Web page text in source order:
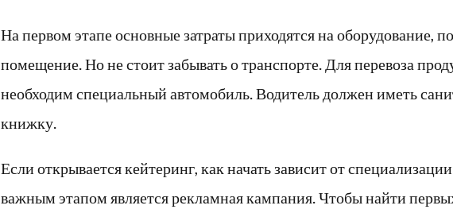
На первом этапе основные затраты приходятся на оборудование,
помещение. Но не стоит забывать о транспорте. Для перевоза
необходим специальный автомобиль. Водитель должен иметь
книжку.
Если открывается кейтеринг, как начать зависит от
важным этапом является рекламная кампания. Чтобы найти